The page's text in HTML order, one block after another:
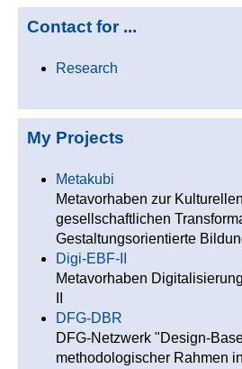
Contact for ...
Research
My Projects
Metakubi
Metavorhaben zur
gesellschaftlichen
Gestaltungsorientierte
Digi-EBF-II
Metavorhaben
DFG-DBR
DFG-Netzwerk "Design-
methodologischer Rahmen